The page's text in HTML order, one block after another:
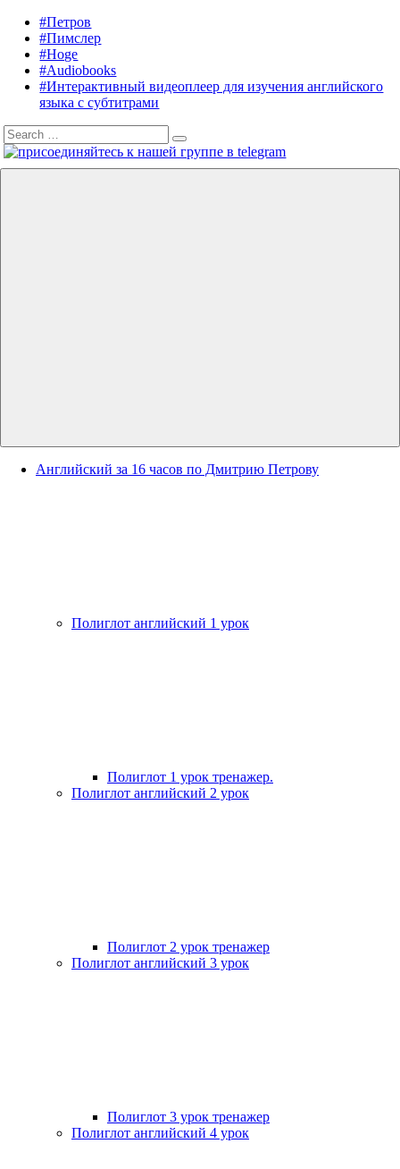
content
Listening
English
Audiobooks
English,
Petrov
English
#Петров
#Пимслер
#Hoge
#Audiobooks
#Интерактивный видеоплеер для изучения английского
языка с субтитрами
Search
for:
Search
Английский за 16 часов по Дмитрию Петрову
Полиглот английский 1 урок
Полиглот 1 урок тренажер.
Полиглот английский 2 урок
Полиглот 2 урок тренажер
Полиглот английский 3 урок
Полиглот 3 урок тренажер
Полиглот английский 4 урок